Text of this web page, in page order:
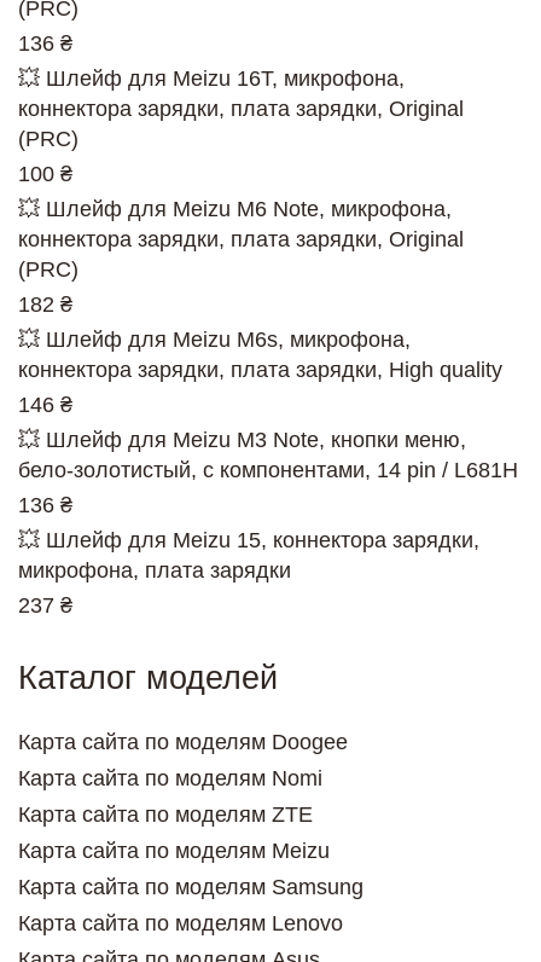
(PRC)
136 ₴
💥 Шлейф для Meizu 16T, микрофона,
коннектора зарядки, плата зарядки, Original
(PRC)
100 ₴
💥 Шлейф для Meizu M6 Note, микрофона,
коннектора зарядки, плата зарядки, Original
(PRC)
182 ₴
💥 Шлейф для Meizu M6s, микрофона,
коннектора зарядки, плата зарядки, High quality
146 ₴
💥 Шлейф для Meizu M3 Note, кнопки меню,
бело-золотистый, с компонентами, 14 pin / L681H
136 ₴
💥 Шлейф для Meizu 15, коннектора зарядки,
микрофона, плата зарядки
237 ₴
Каталог моделей
Карта сайта по моделям Doogee
Карта сайта по моделям Nomi
Карта сайта по моделям ZTE
Карта сайта по моделям Meizu
Карта сайта по моделям Samsung
Карта сайта по моделям Lenovo